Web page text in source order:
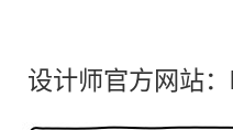
设计师官方网站